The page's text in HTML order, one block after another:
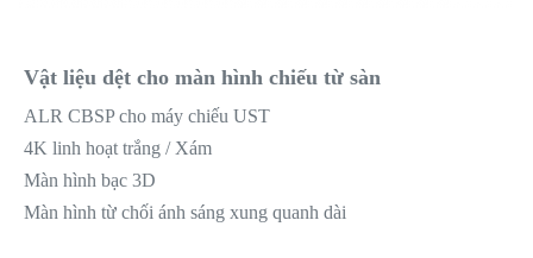
Vật liệu dệt cho màn hình chiếu từ sàn
ALR CBSP cho máy chiếu UST
4K linh hoạt trắng / Xám
Màn hình bạc 3D
Màn hình từ chối ánh sáng xung quanh dài